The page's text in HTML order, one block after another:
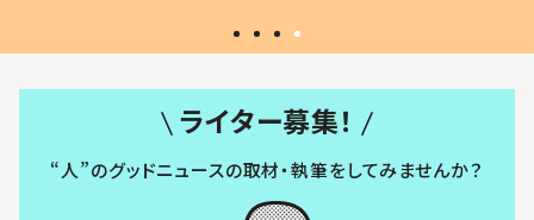
ライター募集！
“人”のグッドニュースの取材・執筆をしてみませんか？